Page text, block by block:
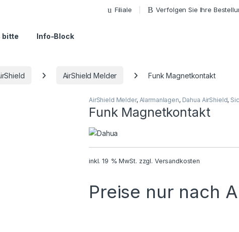
Filiale Verfolgen Sie Ihre
bitte Info-Block
AirShield Melder Funk Magnetkontakt
AirShield Melder, Alarmanlagen, Dahua AirShield,
Funk Magnetkontakt
inkl. 19 % MwSt. zzgl. Versandkosten
Preise nur nach